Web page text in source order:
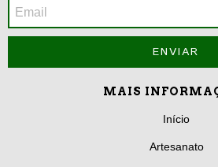
MAIS
Início
Artesanato